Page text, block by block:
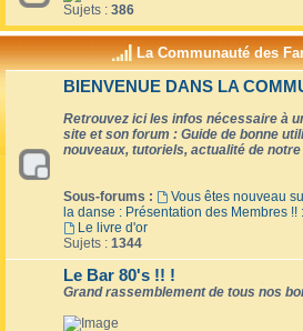
Sujets : 386
La Communauté des
BIENVENUE DANS LA
Retrouvez ici les infos nécessaire à
site et son forum : Guide de bonne
nouveaux, tutoriels, actualité de
Sous-forums : Vous êtes nouveau
la danse : Présentation des Membres !!
Le livre d'or
Sujets : 1344
Le Bar 80's !! !
Grand rassemblement de tous nos